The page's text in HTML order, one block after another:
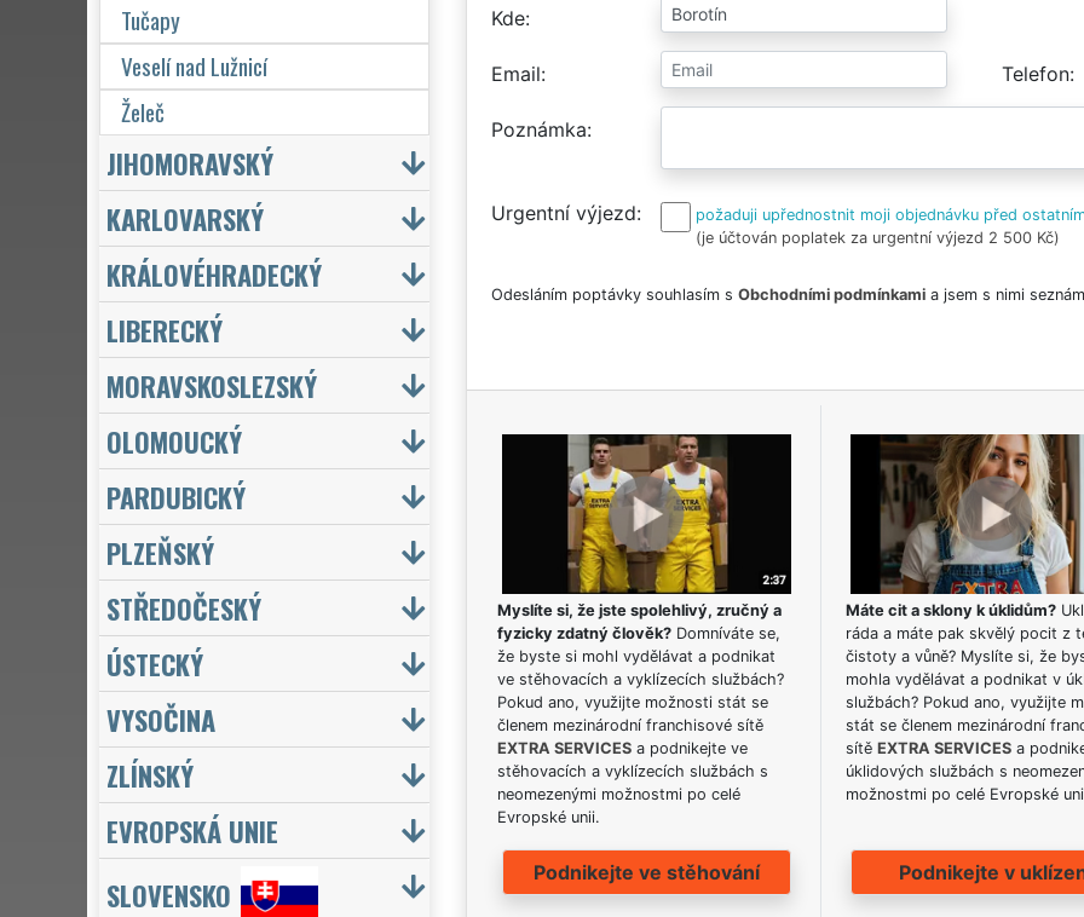
Kde
Email Telefon
Poznámka
Urgentní výjezd
požaduji upřednostnit moji objednávku před
(je účtován poplatek za urgentní výjezd 2 500 Kč)
Odesláním poptávky souhlasím s Obchodními podmínkamia jsem s nimi
Myslíte si, že jste spolehlivý, zručný a
fyzicky zdatný člověk?Domníváte se,
že byste si mohl vydělávat a podnikat
ve stěhovacích a vyklízecích službách?
Pokud ano, využijte možnosti stát se
členem mezinárodní franchisové sítě
EXTRA SERVICESa podnikejte ve
stěhovacích a vyklízecích službách s
neomezenými možnostmi po celé
Evropské unii.
Podnikejte ve stěhování
Máte cit a sklony k úklidům?
ráda a máte pak skvělý pocit z
čistoty a vůně? Myslíte si, že
mohla vydělávat a podnikat v
službách? Pokud ano, využijte
stát se členem mezinárodní
sítě EXTRA SERVICESa
úklidových službách s
možnostmi po celé Evropské
Podnikejte v
Tučapy
Veselí nad Lužnicí
Želeč
JIHOMORAVSKÝ
KARLOVARSKÝ
KRÁLOVÉHRADECKÝ
LIBERECKÝ
MORAVSKOSLEZSKÝ
OLOMOUCKÝ
PARDUBICKÝ
PLZEŇSKÝ
STŘEDOČESKÝ
ÚSTECKÝ
VYSOČINA
ZLÍNSKÝ
EVROPSKÁ UNIE
SLOVENSKO